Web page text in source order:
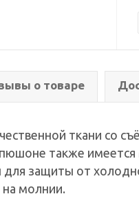
о товаре
ткани
также
защиты от
молнии.